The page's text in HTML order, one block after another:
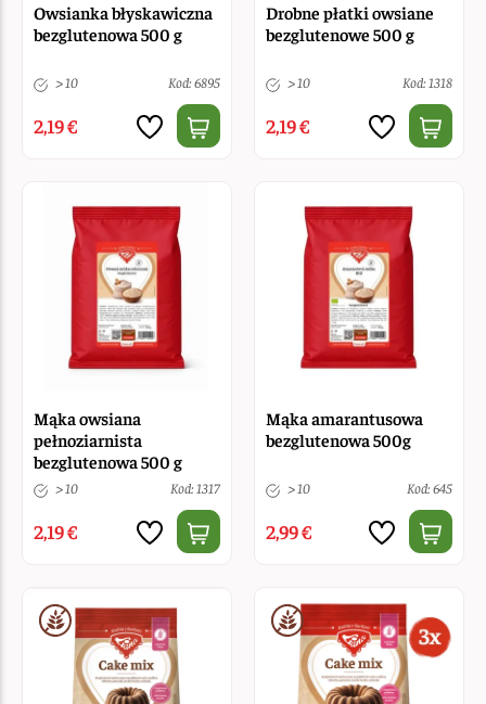
Owsianka błyskawiczna
bezglutenowa 500 g
> 10 Kod: 6895
2,19 €
Drobne płatki owsiane
bezglutenowe 500 g
> 10 Kod: 1318
2,19 €
Mąka owsiana
pełnoziarnista
bezglutenowa 500 g
> 10 Kod: 1317
2,19 €
Mąka amarantusowa
bezglutenowa 500g
> 10 Kod: 645
2,99 €